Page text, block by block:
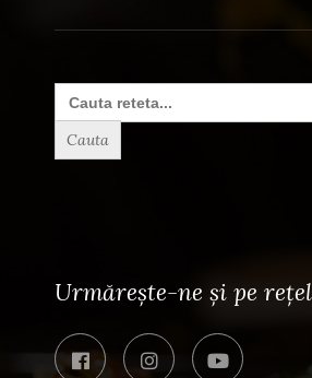
Search
for:
Urmărește-ne și pe